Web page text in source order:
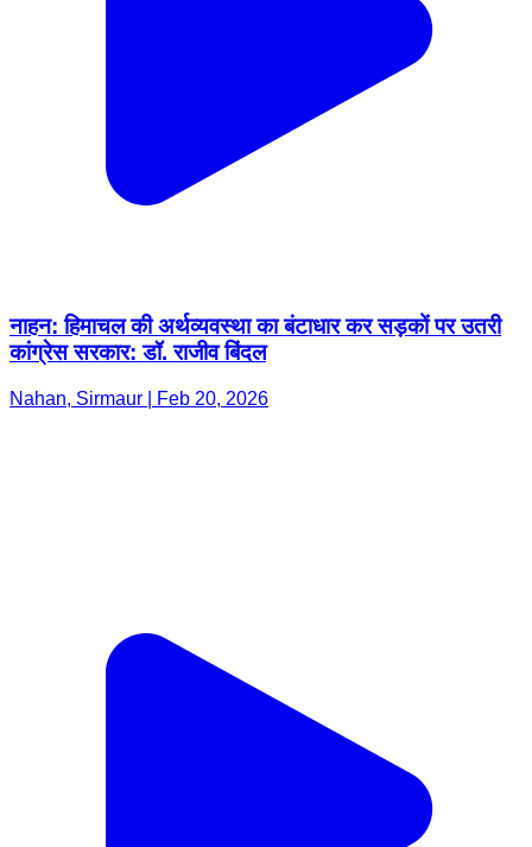
नाहन: हिमाचल की अर्थव्यवस्था का बंटाधार कर सड़कों पर उतरी
कांग्रेस सरकार: डॉ. राजीव बिंदल
Nahan, Sirmaur | Feb 20, 2026